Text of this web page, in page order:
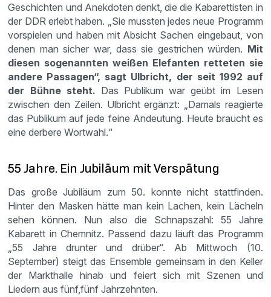
Geschichten und Anekdoten denkt, die die Kabarettisten in
der DDR erlebt haben. „Sie mussten jedes neue Programm
vorspielen und haben mit Absicht Sachen eingebaut, von
denen man sicher war, dass sie gestrichen würden. Mit
diesen sogenannten weißen Elefanten retteten sie
andere Passagen“, sagt Ulbricht, der seit 1992 auf
der Bühne steht. Das Publikum war geübt im Lesen
zwischen den Zeilen. Ulbricht ergänzt: „Damals reagierte
das Publikum auf jede feine Andeutung. Heute braucht es
eine derbere Wortwahl.“
55 Jahre. Ein Jubiläum mit Verspätung
Das große Jubiläum zum 50. konnte nicht stattfinden.
Hinter den Masken hätte man kein Lachen, kein Lächeln
sehen können. Nun also die Schnapszahl: 55 Jahre
Kabarett in Chemnitz. Passend dazu läuft das Programm
„55 Jahre drunter und drüber“. Ab Mittwoch (10.
September) steigt das Ensemble gemeinsam in den Keller
der Markthalle hinab und feiert sich mit Szenen und
Liedern aus fünf,fünf Jahrzehnten.